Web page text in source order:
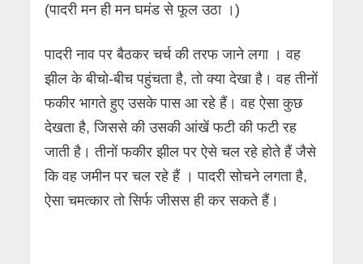
(पादरी मन ही मन घमंड से फूल उठा ।)
पादरी नाव पर बैठकर चर्च की तरफ जाने लगा । वह
झील के बीचो-बीच पहुंचता है, तो क्या देखा है। वह तीनों
फकीर भागते हुए उसके पास आ रहे हैं। वह ऐसा कुछ
देखता है, जिससे की उसकी आंखें फटी की फटी रह
जाती है। तीनों फकीर झील पर ऐसे चल रहे होते हैं जैसे
कि वह जमीन पर चल रहे हैं । पादरी सोचने लगता है,
ऐसा चमत्कार तो सिर्फ जीसस ही कर सकते हैं।